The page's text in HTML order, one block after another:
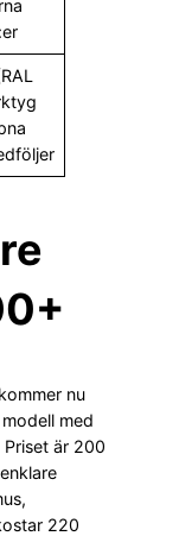
nu
med
Priset är 200
220